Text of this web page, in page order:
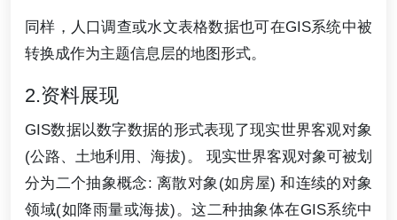
同样，人口调查或水文表格数据也可在GIS系统中被
转换成作为主题信息层的地图形式。
2.资料展现
GIS数据以数字数据的形式表现了现实世界客观对象
(公路、土地利用、海拔)。 现实世界客观对象可被划
分为二个抽象概念: 离散对象(如房屋) 和连续的对象
领域(如降雨量或海拔)。这二种抽象体在GIS系统中